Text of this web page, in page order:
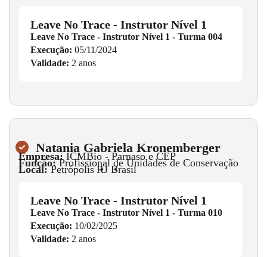
Leave No Trace - Instrutor Nível 1
Leave No Trace - Instrutor Nível 1 - Turma 004
Execução: 05/11/2024
Validade: 2 anos
Natania Gabriela Kronemberger
Empresa: ICMBio - Parnaso e CEP
Função: Profissional de Unidades de Conservação
Local:Petrópolis•
RJ•
Brasil
Leave No Trace - Instrutor Nível 1
Leave No Trace - Instrutor Nível 1 - Turma 010
Execução: 10/02/2025
Validade: 2 anos